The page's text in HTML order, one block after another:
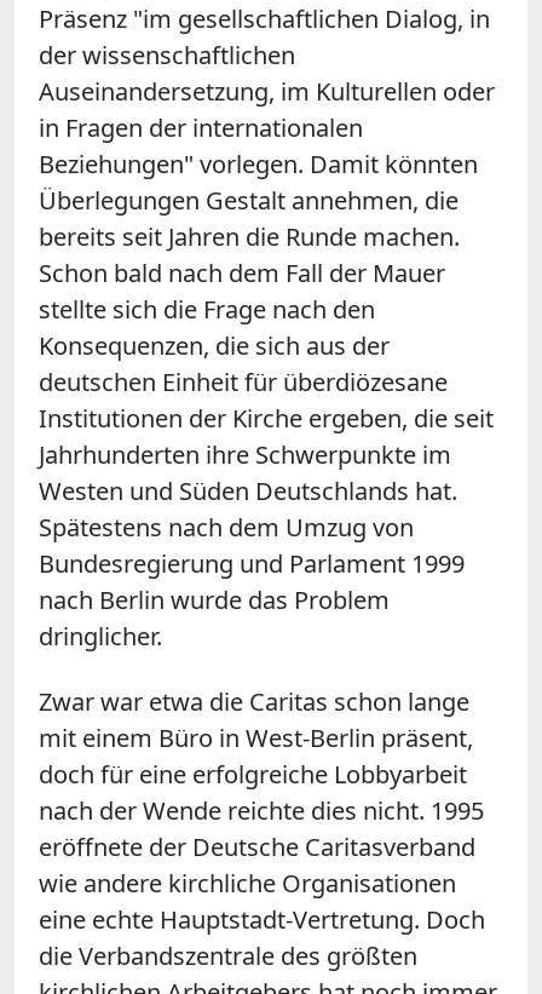
Präsenz "im gesellschaftlichen Dialog, in
der wissenschaftlichen
Auseinandersetzung, im Kulturellen oder
in Fragen der internationalen
Beziehungen" vorlegen. Damit könnten
Überlegungen Gestalt annehmen, die
bereits seit Jahren die Runde machen.
Schon bald nach dem Fall der Mauer
stellte sich die Frage nach den
Konsequenzen, die sich aus der
deutschen Einheit für überdiözesane
Institutionen der Kirche ergeben, die seit
Jahrhunderten ihre Schwerpunkte im
Westen und Süden Deutschlands hat.
Spätestens nach dem Umzug von
Bundesregierung und Parlament 1999
nach Berlin wurde das Problem
dringlicher.
Zwar war etwa die Caritas schon lange
mit einem Büro in West-Berlin präsent,
doch für eine erfolgreiche Lobbyarbeit
nach der Wende reichte dies nicht. 1995
eröffnete der Deutsche Caritasverband
wie andere kirchliche Organisationen
eine echte Hauptstadt-Vertretung. Doch
die Verbandszentrale des größten